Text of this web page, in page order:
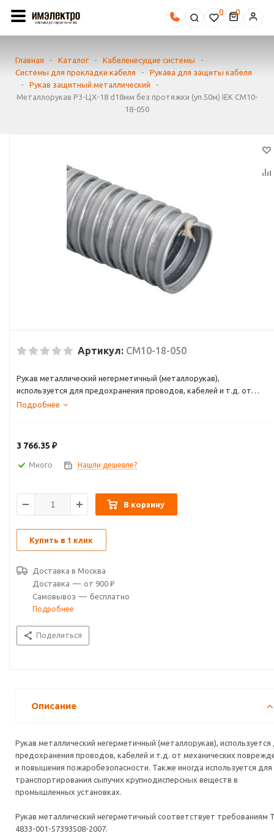
0
Главная - Каталог - Кабеленесущие системы
-
Системы для прокладки кабеля
-
Рукава для защиты кабеля
-
Рукав защитный металлический
-
Металлорукав Р3-ЦХ-18 d18мм без протяжки (уп.50м) IEK CM10-
18-050
Артикул: CM10-18-050
Рукав металлический негерметичный (металлорукав),
используется для предохранения проводов, кабелей и т.д. от
механических повреждений и повышения пожаробезопасности.
ТУ 4833-001-57393508-2007.
Подробнее
3 766.35 ₽
Много Нашли дешевле?
В корзину
Купить в 1 клик
Доставка в Москва
Доставка — от 900 ₽
Самовывоз — бесплатно
Подробнее
Поделиться
Описание
Рукав металлический негерметичный (металлорукав), используется
предохранения проводов, кабелей и т.д. от механических
и повышения пожаробезопасности. Также иногда используется для
транспортирования сыпучих крупнодисперсных веществ в
промышленных установках.
Рукав металлический негерметичный соответствует требованиям
4833-001-57393508-2007.